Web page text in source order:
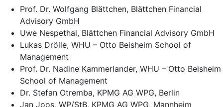
Prof. Dr. Wolfgang Blättchen, Blättchen Financial
Advisory GmbH
Uwe Nespethal, Blättchen Financial Advisory GmbH
Lukas Drölle, WHU – Otto Beisheim School of
Management
Prof. Dr. Nadine Kammerlander, WHU – Otto Beisheim
School of Management
Dr. Stefan Otremba, KPMG AG WPG, Berlin
Jan Joos, WP/StB, KPMG AG WPG, Mannheim